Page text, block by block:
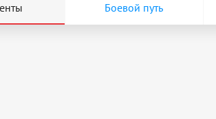
Боевой путь